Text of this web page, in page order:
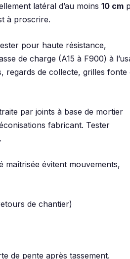
latéral d’au moins 10 cm
à proscrire.
pour haute résistance,
de charge (A15 à F900) à
regards de collecte, grilles fonte
par joints à base de mortier
fabricant. Tester
maîtrisée évitent mouvements,
de chantier)
de pente après tassement.